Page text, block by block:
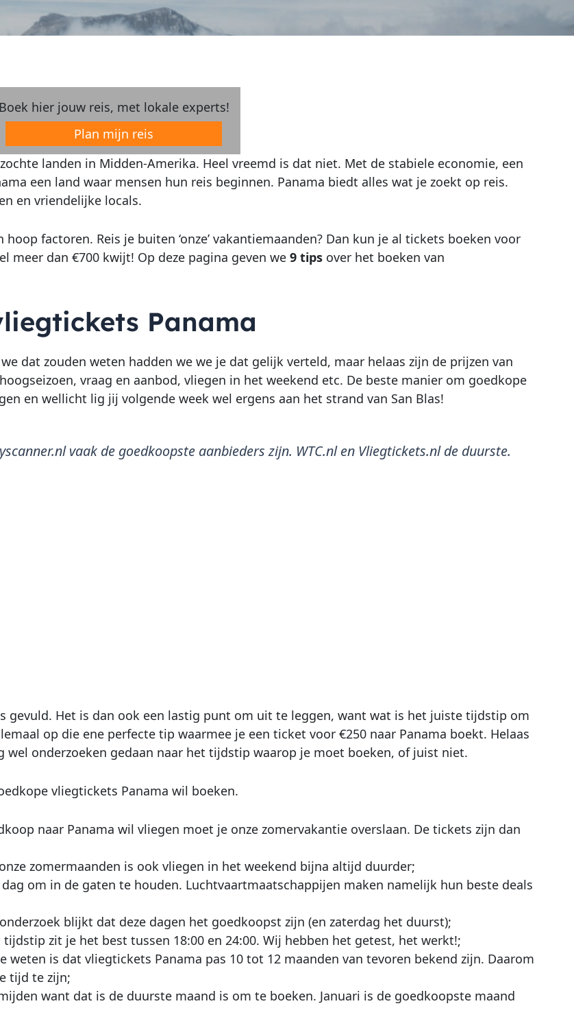
Boek hier jouw reis, met lokale experts!
Plan mijn reis
landen in Midden-Amerika. Heel vreemd is dat niet. Met de stabiele economie, een
een land waar mensen hun reis beginnen. Panama biedt alles wat je zoekt op reis.
en vriendelijke locals.
factoren. Reis je buiten ‘onze’ vakantiemaanden? Dan kun je al tickets boeken voor
meer dan €700 kwijt! Op deze pagina geven we 9 tipsover het boeken van
Panama
dat zouden weten hadden we we je dat gelijk verteld, maar helaas zijn de prijzen van
vraag en aanbod, vliegen in het weekend etc. De beste manier om goedkope
en wellicht lig jij volgende week wel ergens aan het strand van San Blas!
vaak de goedkoopste aanbieders zijn. WTC.nl en Vliegtickets.nl de duurste.
gevuld. Het is dan ook een lastig punt om uit te leggen, want wat is het juiste tijdstip om
op die ene perfecte tip waarmee je een ticket voor €250 naar Panama boekt. Helaas
onderzoeken gedaan naar het tijdstip waarop je moet boeken, of juist niet.
vliegtickets Panama wil boeken.
naar Panama wil vliegen moet je onze zomervakantie overslaan. De tickets zijn dan
zomermaanden is ook vliegen in het weekend bijna altijd duurder;
om in de gaten te houden. Luchtvaartmaatschappijen maken namelijk hun beste deals
blijkt dat deze dagen het goedkoopst zijn (en zaterdag het duurst);
tijdstip zit je het best tussen 18:00 en 24:00. Wij hebben het getest, het werkt!;
weten is dat vliegtickets Panama pas 10 tot 12 maanden van tevoren bekend zijn. Daarom
tijd te zijn;
want dat is de duurste maand is om te boeken. Januari is de goedkoopste maand